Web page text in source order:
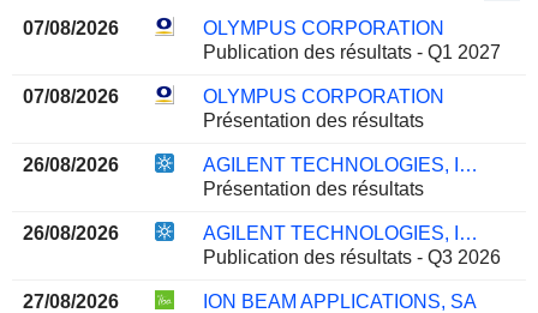
07/08/2026
OLYMPUS CORPORATION
Publication des résultats - Q1 2027
07/08/2026
OLYMPUS CORPORATION
Présentation des résultats
26/08/2026
AGILENT TECHNOLOGIES, INC.
Présentation des résultats
26/08/2026
AGILENT TECHNOLOGIES, INC.
Publication des résultats - Q3 2026
27/08/2026
ION BEAM APPLICATIONS, SA